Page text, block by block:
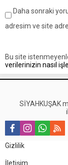
Daha sonraki
adresim ve site
Bu site
verilerinizin nasıl
SİYAHKUŞAK
Gizlilik
İletişim